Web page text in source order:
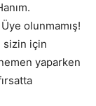
olunmamış!
sizin için
yaparken